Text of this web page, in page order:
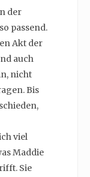
der
passend.
Akt der
auch
nicht
Bis
viel
Maddie
Sie